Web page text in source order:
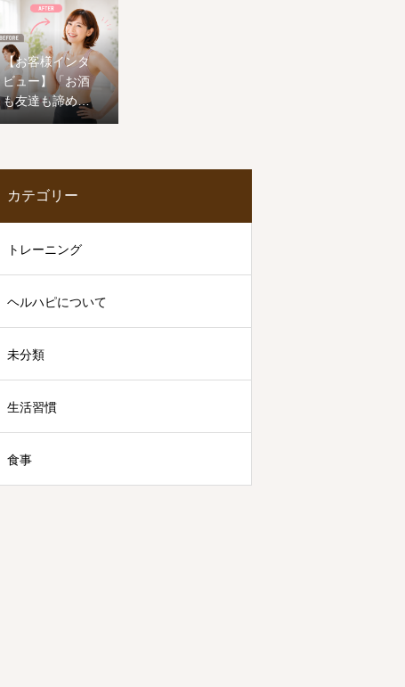
わる理由
【お客様インタ
ビュー】「お酒
も友達も諦めな
い！」50歳から
まで前向きに生
ー
カテゴリー
トレーニング
ヘルハピについて
未分類
生活習慣
食事